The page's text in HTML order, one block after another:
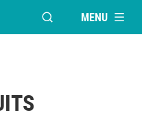
OUVRIR LAMENU